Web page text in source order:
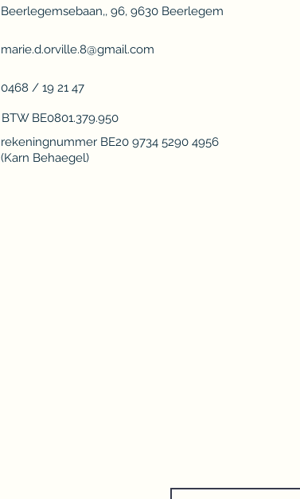
Beerlegemsebaan,, 96, 9630 Beerlegem
marie.d.orville.8@gmail.com
0468 / 19 21 47
BTW BE0801.379.950
rekeningnummer BE20 9734 5290 4956
(Karn Behaegel)